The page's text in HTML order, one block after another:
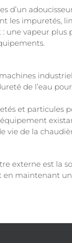
d’un
les impuretés,
une vapeur
de l’eau
et particules
vie de la
externe est la
maintenant